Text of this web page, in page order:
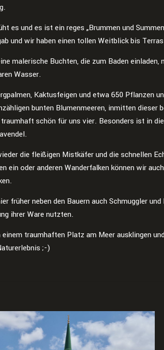
es und es ist ein reges „Brummen und
und wir haben einen tollen Weitblick bis
malerische Buchten, die zum Baden einladen,
Wasser.
Kaktusfeigen und etwa 650 Pflanzen
bunten Blumenmeeren, inmitten dieser
schön für uns vier. Besonders ist in
die fleißigen Mistkäfer und die schnellen
ein oder anderen Wanderfalken können wir
früher neben den Bauern auch Schmuggler und
ihrer Ware nutzten.
traumhaften Platz am Meer ausklingen
;-)